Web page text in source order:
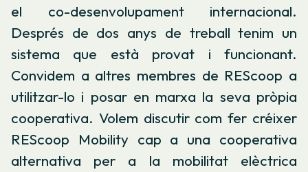
el co-desenvolupament internacional.
Després de dos anys de treball tenim un
sistema que està provat i funcionant.
Convidem a altres membres de REScoop a
utilitzar-lo i posar en marxa la seva pròpia
cooperativa. Volem discutir com fer créixer
REScoop Mobility cap a una cooperativa
alternativa per a la mobilitat elèctrica